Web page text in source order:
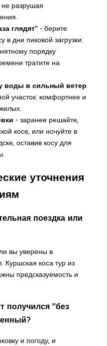
не разрушая
глядят"- берите
в дни пиковой загрузки:
порядку
тратите на
воды в сильный ветер
участок: комфортнее и
- заранее решайте,
косе, или ночуйте в
оставив косу для
уточнения
поездка или
вы уверены в
Куршская коса тур из
предсказуемость и
получился "без
и погоду, и